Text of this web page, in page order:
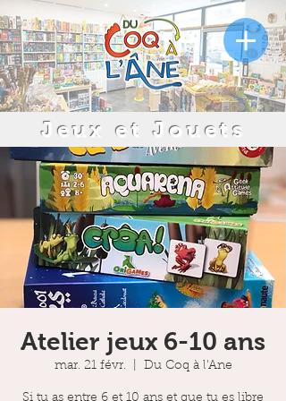
Jeux et Jouets
Atelier jeux 6-10 ans
mar. 21 févr. Du Coq à l'Ane
Si tu as entre 6 et 10 ans et que tu es libre